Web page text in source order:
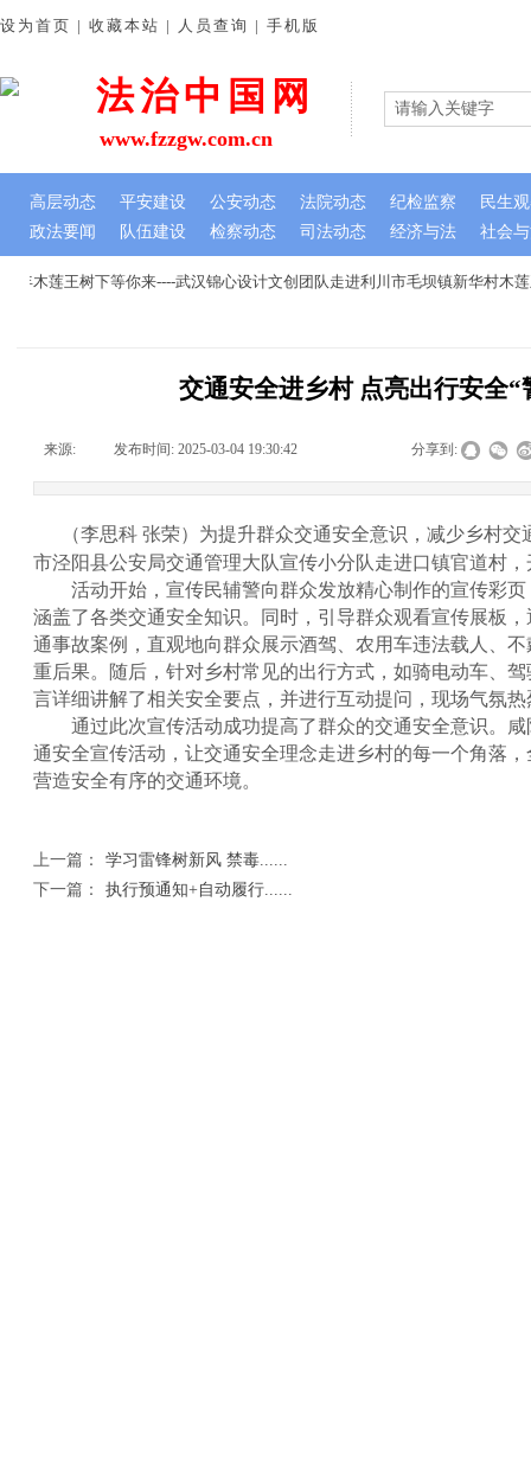
木莲王树下等你来----武汉锦心设计文创团队走进利川市毛坝镇新华村木莲
法治中国网
政法要闻 队伍建设 检察动态 司法动态 经济与法 社会
设为首页 | 收藏本站 | 人员查询 | 手机版
www.fzzgw.com.cn
高层动态 平安建设 公安动态 法院动态 纪检监察 民生
交通安全进乡村 点亮出行安全“
来源: 发布时间: 2025-03-04 19:30:42 分享到:
（李思科 张荣）为提升群众交通安全意识，减少乡村
市泾阳县公安局交通管理大队宣传小分队走进口镇官道村
活动开始，宣传民辅警向群众发放精心制作的宣传彩页
涵盖了各类交通安全知识。同时，引导群众观看宣传展板
通事故案例，直观地向群众展示酒驾、农用车违法载人、
重后果。随后，针对乡村常见的出行方式，如骑电动车、
言详细讲解了相关安全要点，并进行互动提问，现场气氛热
通过此次宣传活动成功提高了群众的交通安全意识。咸
通安全宣传活动，让交通安全理念走进乡村的每一个角落
营造安全有序的交通环境。
上一篇：
学习雷锋树新风 禁毒......
下一篇：
执行预通知+自动履行......